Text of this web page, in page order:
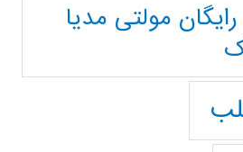
مولتی مدیا